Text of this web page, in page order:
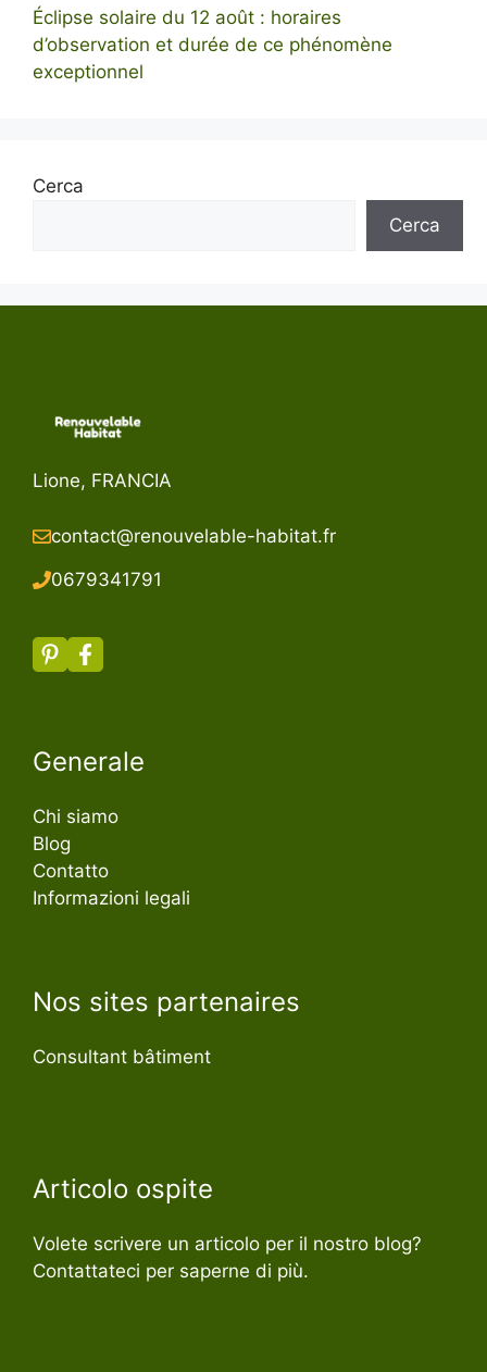
Éclipse solaire du 12 août : horaires
d’observation et durée de ce phénomène
exceptionnel
Cerca
Cerca
Lione, FRANCIA
contact@renouvelable-habitat.fr
0679341791
Generale
Chi siamo
Blog
Contatto
Informazioni legali
Nos sites partenaires
Consultant bâtiment
Articolo ospite
Volete scrivere un articolo per il nostro blog?
Contattateci per saperne di più.